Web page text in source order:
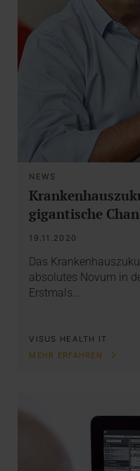
NEWS
gigantische
19.11.2020
Das
absolutes Novum in
Erstmals…
VISUS HEALTH IT
MEHR ERFAHREN